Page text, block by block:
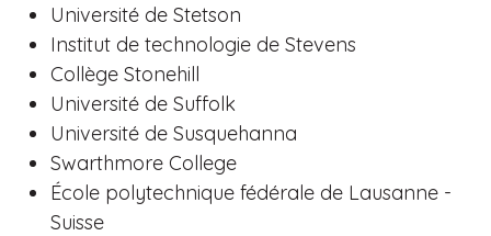
Université de Stetson
Institut de technologie de Stevens
Collège Stonehill
Université de Suffolk
Université de Susquehanna
Swarthmore College
École polytechnique fédérale de Lausanne -
Suisse